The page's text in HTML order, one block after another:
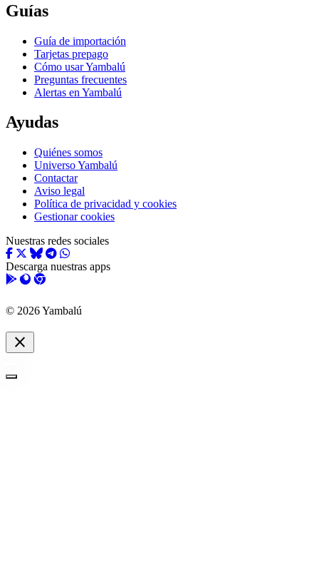
Guías
Guía de importación
Tarjetas prepago
Cómo usar Yambalú
Preguntas frecuentes
Alertas en Yambalú
Ayudas
Quiénes somos
Universo Yambalú
Contactar
Aviso legal
Política de privacidad y cookies
Gestionar cookies
Nuestras redes sociales
Descarga nuestras apps
© 2026 Yambalú
close